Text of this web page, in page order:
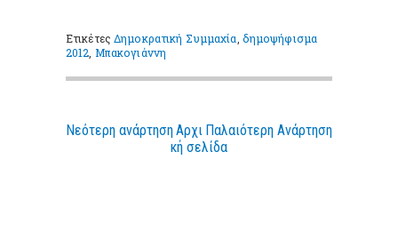
ΕτικέτεςΔημοκρατική Συμμαχία, δημοψήφισμα
2012, Μπακογιάννη
Νεότερη ανάρτηση Παλαιότερη Ανάρτηση
Αρχι
κή σελίδα